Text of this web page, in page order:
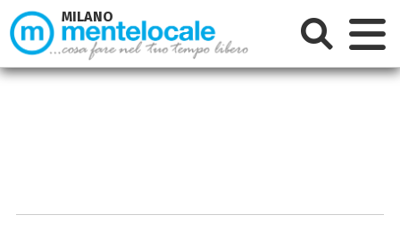
MILANO